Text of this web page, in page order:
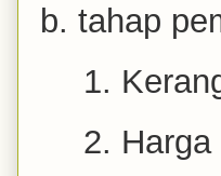
tahap